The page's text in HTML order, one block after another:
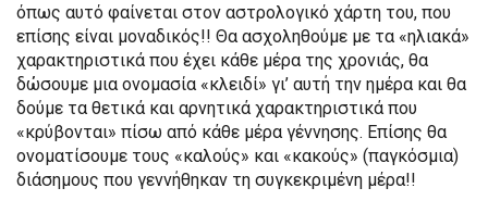
όπως αυτό φαίνεται στον αστρολογικό χάρτη του, που
επίσης είναι μοναδικός!! Θα ασχοληθούμε με τα «ηλιακά»
χαρακτηριστικά που έχει κάθε μέρα της χρονιάς, θα
δώσουμε μια ονομασία «κλειδί» γι’ αυτή την ημέρα και θα
δούμε τα θετικά και αρνητικά χαρακτηριστικά που
«κρύβονται» πίσω από κάθε μέρα γέννησης. Επίσης θα
ονοματίσουμε τους «καλούς» και «κακούς» (παγκόσμια)
διάσημους που γεννήθηκαν τη συγκεκριμένη μέρα!!